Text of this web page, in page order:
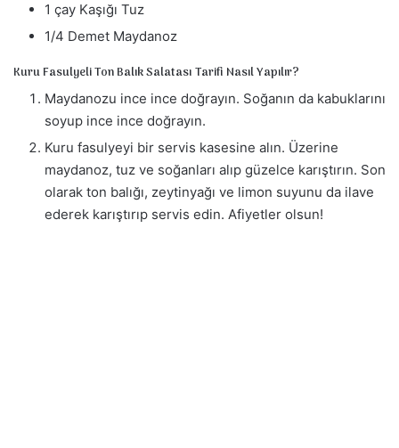
1 çay Kaşığı Tuz
1/4 Demet Maydanoz
Kuru Fasulyeli Ton Balık Salatası Tarifi Nasıl Yapılır?
Maydanozu ince ince doğrayın. Soğanın da kabuklarını
soyup ince ince doğrayın.
Kuru fasulyeyi bir servis kasesine alın. Üzerine
maydanoz, tuz ve soğanları alıp güzelce karıştırın. Son
olarak ton balığı, zeytinyağı ve limon suyunu da ilave
ederek karıştırıp servis edin. Afiyetler olsun!